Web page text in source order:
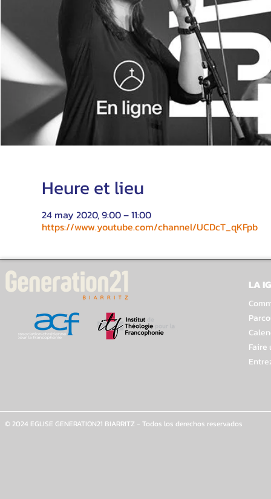
Heure et lieu
24 may 2020, 9:00 – 11:00
https://www.youtube.com/channel/UCDcT_qKFpb
LA
Faire
© 2024 EGLISE GENERATION21 BIARRITZ - Todos los derechos reservados